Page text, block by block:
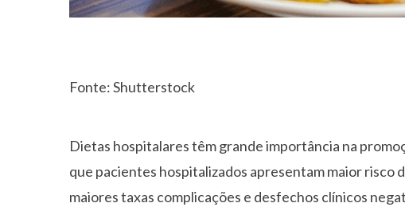
Fonte: Shutterstock
Dietas hospitalares têm grande importância na
que pacientes hospitalizados apresentam maior risco
maiores taxas complicações e desfechos clínicos